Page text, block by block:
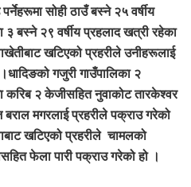
सोही ठाउँ बस्ने २५ वर्षीय
बस्ने २९ वर्षीय प्रहलाद खत्री रहेका
खटिएको प्रहरीले उनीहरूलाई
गजुरी गाउँपालिका २
२ केजीसहित नुवाकोट तारकेश्वर
बराल मगरलाई प्रहरीले पक्राउ गरेको
खटिएको प्रहरीले चामलको
फेला पारी पक्राउ गरेको हो ।